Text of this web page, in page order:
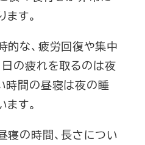
す。
的な、疲労回復や集中
の疲れを取るのは夜
時間の昼寝は夜の睡
す。
寝の時間、長さについ